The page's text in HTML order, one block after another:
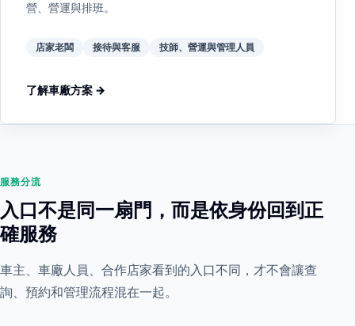
營、營運與排班。
店家老闆 接待與客服 技師、營運與管理人員
了解車廠方案 →
服務分流
入口不是同一扇門，而是依身份回到正
確服務
車主、車廠人員、合作店家看到的入口不同，才不會讓查
詢、預約和管理流程混在一起。